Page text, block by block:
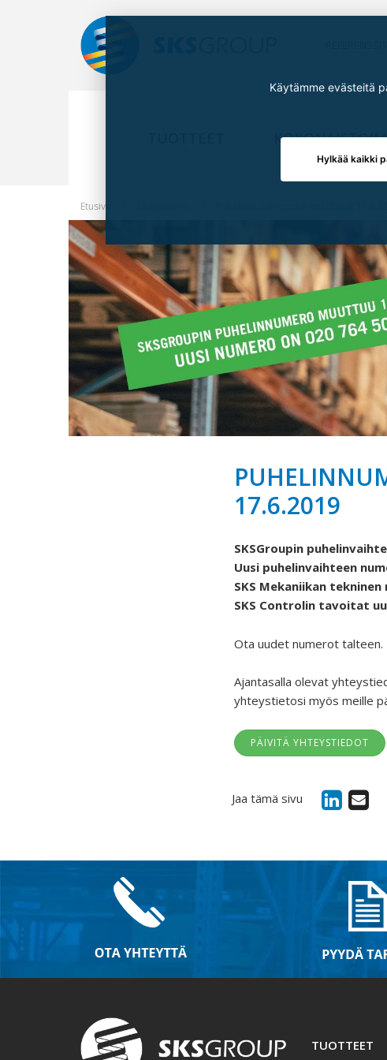
Etusivu
17.6.2019
SKSGroupin
Uusi puhelinvaihteen
SKS Mekaniikan
SKS Controlin tavoitat
Ota uudet numerot
Ajantasalla olevat
yhteystietosi myös meille
PÄIVITÄ YHTEYSTIEDOT
Jaa tämä sivu
TUOTTEET
Käytämme evästeitä
Hylkää kaikki